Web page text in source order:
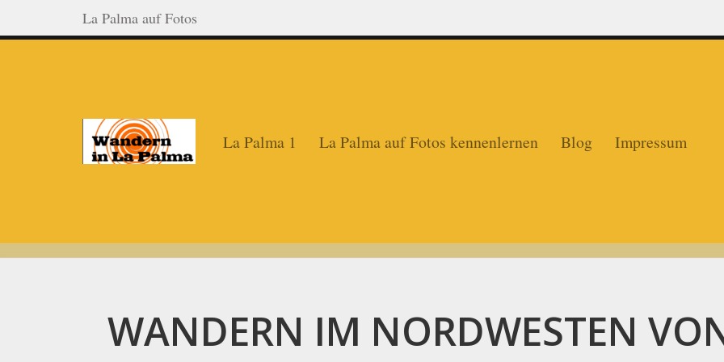
Zum
La Palma auf Fotos
La Palma 1 La Palma auf Fotos kennenlernen Blog Impressum
WANDERN IM NORDWESTEN